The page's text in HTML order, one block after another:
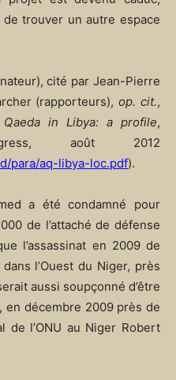
de trouver un autre espace
cité par Jean-Pierre
(rapporteurs),op. cit.,
in Libya: a profile,
août 2012
para/aq-libya-loc.pdf).
a été condamné pour
de l’attaché de défense
l’assassinat en 2009 de
l’Ouest du Niger, près
aussi soupçonné d’être
en décembre 2009 près de
de l’ONU au Niger Robert